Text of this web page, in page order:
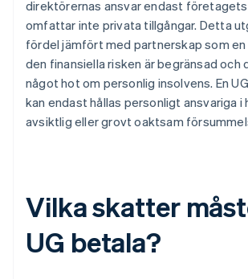
direktörernas ansvar endast
omfattar inte privata tillgångar. Detta
fördel jämfört med partnerskap som
den finansiella risken är begränsad och
något hot om personlig insolvens. En
kan endast hållas personligt ansvariga i
avsiktlig eller grovt oaktsam
Vilka skatter
UG betala?